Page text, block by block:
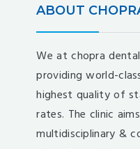
ABOUT
We at chopra
providing world-
highest quality of
rates. The clinic
multidisciplinary &